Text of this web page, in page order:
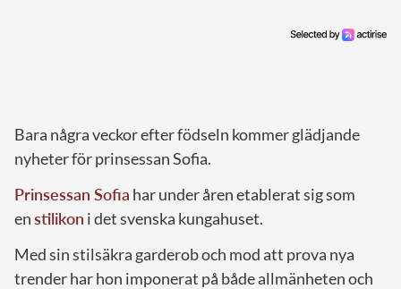
Bara några veckor efter födseln kommer glädjande
nyheter för prinsessan Sofia.
Prinsessan Sofia har under åren etablerat sig som
enstilikon i det svenska kungahuset.
Med sin stilsäkra garderob och mod att prova nya
trender har hon imponerat på både allmänheten och